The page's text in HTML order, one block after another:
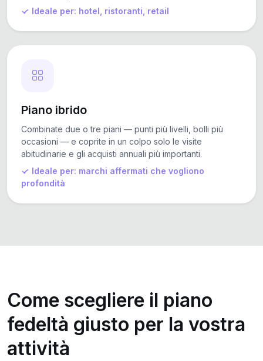
Ideale per: hotel, ristoranti, retail
Piano ibrido
Combinate due o tre piani — punti più livelli, bolli più
occasioni — e coprite in un colpo solo le visite
abitudinarie e gli acquisti annuali più importanti.
Ideale per: marchi affermati che vogliono
profondità
Come scegliere il piano
fedeltà giusto per la vostra
attività